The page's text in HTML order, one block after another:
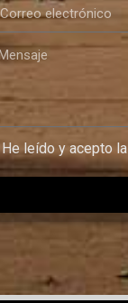
He leído y acepto la